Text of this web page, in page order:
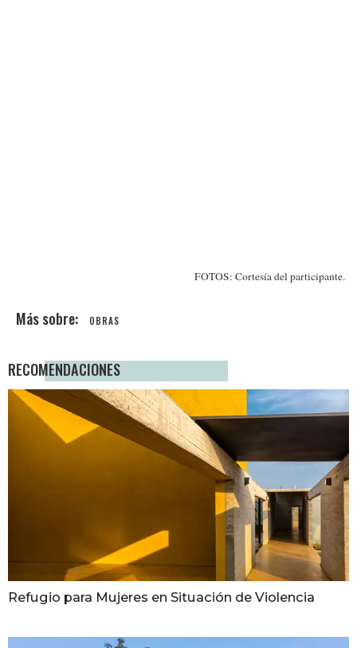
FOTOS: Cortesía del participante.
OBRAS
RECOMENDACIONES
Refugio para Mujeres en Situación de Violencia